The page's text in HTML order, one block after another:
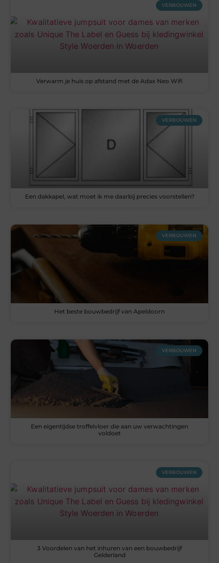
VERBOUWEN
Verwarm je huis op afstand met de Adax Neo Wifi
VERBOUWEN
Een dakkapel, wat moet ik me daarbij precies voorstellen?
VERBOUWEN
Het beste bouwbedrijf van Apeldoorn
VERBOUWEN
Een eigentijdse troffelvloer die aan uw verwachtingen
voldoet
VERBOUWEN
3 Voordelen van het inhuren van een bouwbedrijf
Gelderland